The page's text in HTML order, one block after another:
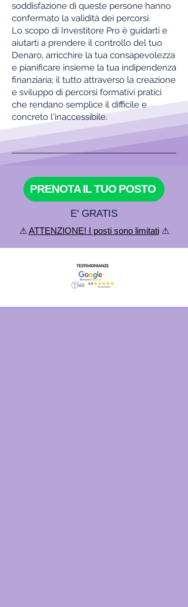
soddisfazione di queste persone hanno
confermato la validità dei percorsi.
Lo scopo di Investitore Pro è guidarti e
aiutarti a prendere il controllo del tuo
Denaro, arricchire la tua consapevolezza
e pianificare insieme la tua indipendenza
finanziaria; il tutto attraverso la creazione
e sviluppo di percorsi formativi pratici
che rendano semplice il difficile e
concreto l'inaccessibile.
PRENOTA IL TUO POSTO
E' GRATIS
⚠ ATTENZIONE! I posti sono limitati⚠